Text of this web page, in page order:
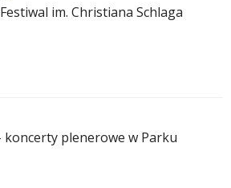
im. Christiana Schlaga
koncerty plenerowe w Parku